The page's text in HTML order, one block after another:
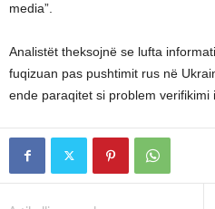
media”.
Analistët theksojnë se lufta
fuqizuan pas pushtimit rus në
ende paraqitet si problem verifikimi